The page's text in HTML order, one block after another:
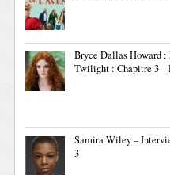
Bryce Dallas Howard :
Twilight : Chapitre 3 –
Samira Wiley –
3